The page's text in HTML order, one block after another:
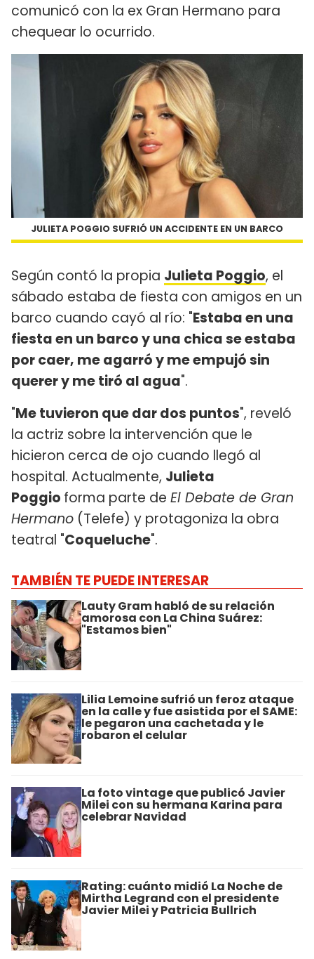
comunicó con la ex Gran Hermano para
chequear lo ocurrido.
JULIETA POGGIO SUFRIÓ UN ACCIDENTE EN UN BARCO
Según contó la propia Julieta Poggio, el
sábado estaba de fiesta con amigos en un
barco cuando cayó al río: "Estaba en una
fiesta en un barco y una chica se estaba
por caer, me agarró y me empujó sin
querer y me tiró al agua".
"Me tuvieron que dar dos puntos", reveló
la actriz sobre la intervención que le
hicieron cerca de ojo cuando llegó al
hospital. Actualmente, Julieta
Poggio forma parte de El Debate de Gran
Hermano (Telefe) y protagoniza la obra
teatral "Coqueluche".
TAMBIÉN TE PUEDE INTERESAR
Lauty Gram habló de su relación
amorosa con La China Suárez:
"Estamos bien"
Lilia Lemoine sufrió un feroz ataque
en la calle y fue asistida por el SAME:
le pegaron una cachetada y le
robaron el celular
La foto vintage que publicó Javier
Milei con su hermana Karina para
celebrar Navidad
Rating: cuánto midió La Noche de
Mirtha Legrand con el presidente
Javier Milei y Patricia Bullrich